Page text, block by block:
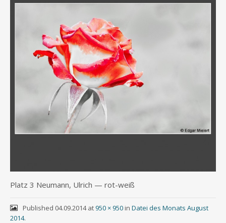
Platz 3 Neu­mann, Ulrich — rot-weiß
Published 04.09.2014at950 × 950in Datei des Monats August
2014.